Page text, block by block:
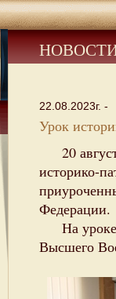
22.08.2023г. -
Урок
20
историко-
Федерации.
На уроке
Высшего